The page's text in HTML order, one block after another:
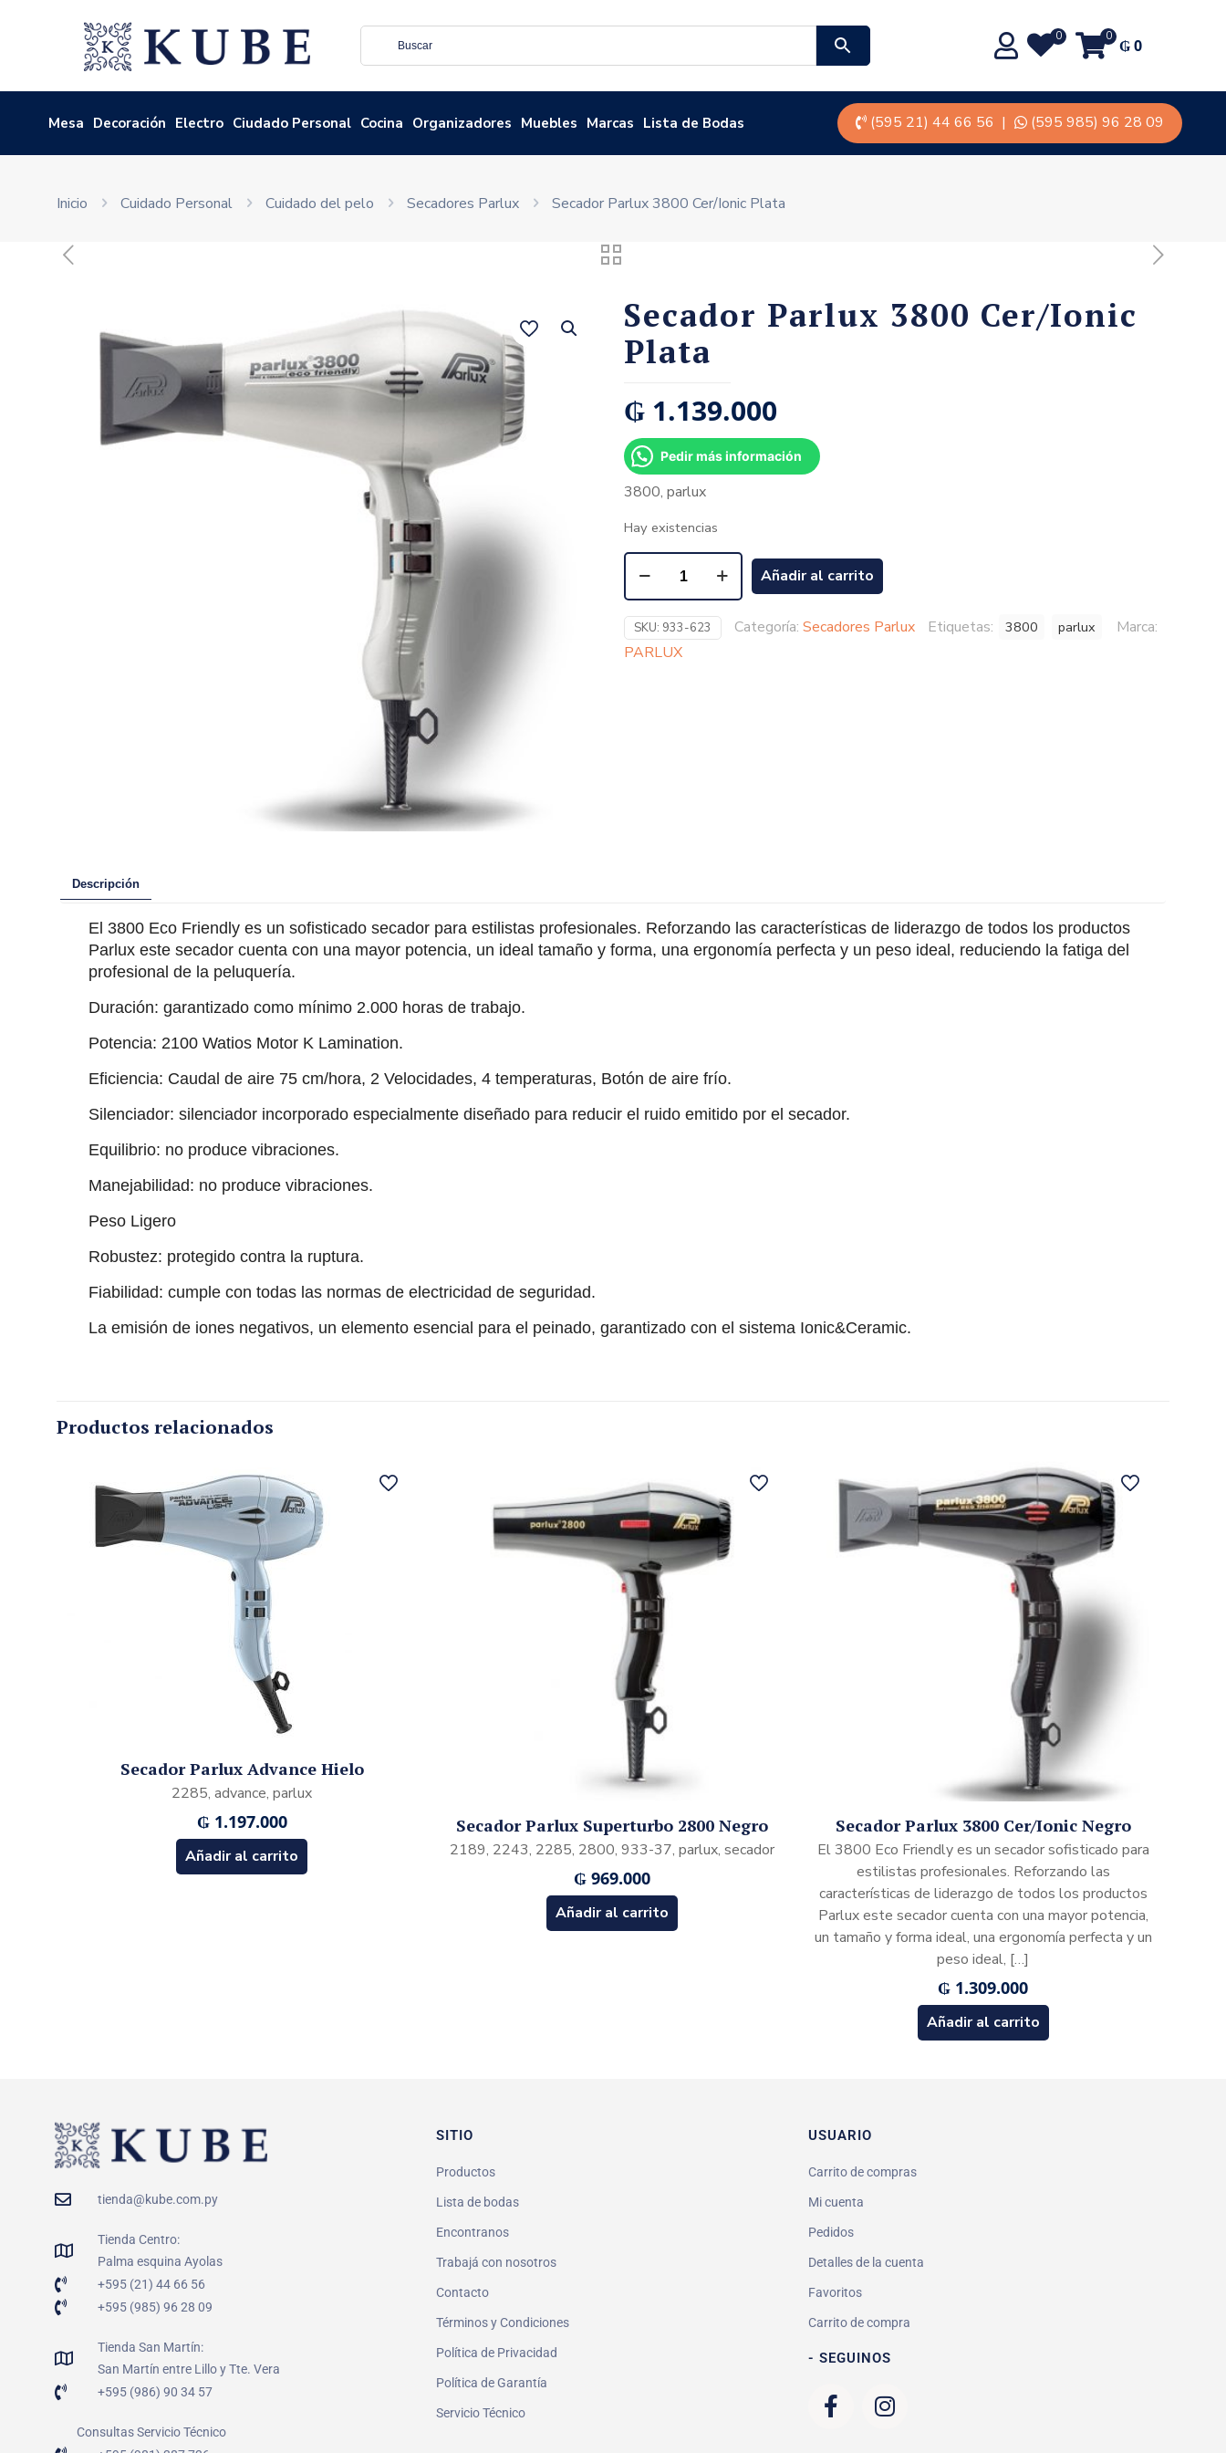
0 0 ₲0
Mesa Decoración Electro Ciudado Personal Cocina Organizadores Muebles Marcas Lista de Bodas (595 21) 44 66 56 | (595 985) 96 28 09
Inicio Cuidado Personal Cuidado del pelo Secadores Parlux Secador Parlux 3800 Cer/Ionic Plata
Secador Parlux 3800 Cer/Ionic
Plata
₲ 1.139.000
Pedir más información
3800, parlux
Hay existencias
Añadir al carrito
SKU: 933-623 Categoría: Secadores Parlux Etiquetas: 3800 parlux
Marca:
PARLUX
Descripción
El 3800 Eco Friendly es un sofisticado secador para estilistas profesionales. Reforzando las características de liderazgo de todos los productos
Parlux este secador cuenta con una mayor potencia, un ideal tamaño y forma, una ergonomía perfecta y un peso ideal, reduciendo la fatiga del
profesional de la peluquería.
Duración: garantizado como mínimo 2.000 horas de trabajo.
Potencia: 2100 Watios Motor K Lamination.
Eficiencia: Caudal de aire 75 cm/hora, 2 Velocidades, 4 temperaturas, Botón de aire frío.
Silenciador: silenciador incorporado especialmente diseñado para reducir el ruido emitido por el secador.
Equilibrio: no produce vibraciones.
Manejabilidad: no produce vibraciones.
Peso Ligero
Robustez: protegido contra la ruptura.
Fiabilidad: cumple con todas las normas de electricidad de seguridad.
La emisión de iones negativos, un elemento esencial para el peinado, garantizado con el sistema Ionic&Ceramic.
Productos relacionados
Secador Parlux Advance Hielo
2285, advance, parlux
₲1.197.000
Añadir al carrito
Secador Parlux Superturbo 2800 Negro
2189, 2243, 2285, 2800, 933-37, parlux, secador
₲ 969.000
Añadir al carrito
Secador Parlux 3800 Cer/Ionic Negro
El 3800 Eco Friendly es un secador sofisticado para
estilistas profesionales. Reforzando las
características de liderazgo de todos los productos
Parlux este secador cuenta con una mayor potencia,
un tamaño y forma ideal, una ergonomía perfecta y un
peso ideal, […]
₲ 1.309.000
Añadir al carrito
tienda@kube.com.py
Tienda Centro:
Palma esquina Ayolas
+595 (21) 44 66 56
+595 (985) 96 28 09
Tienda San Martín:
San Martín entre Lillo y Tte. Vera
+595 (986) 90 34 57
Consultas Servicio Técnico
SITIO
Productos
Lista de bodas
Encontranos
Trabajá con nosotros
Contacto
Términos y Condiciones
Política de Privacidad
Política de Garantía
Servicio Técnico
USUARIO
Carrito de compras
Mi cuenta
Pedidos
Detalles de la cuenta
Favoritos
Carrito de compra
- SEGUINOS